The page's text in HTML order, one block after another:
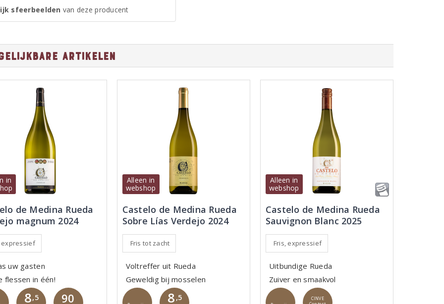
sfeerbeelden van deze producent
artikelen
in
de Medina Rueda
magnum 2024
expressief
uw gasten
flessen in één!
8,5 90
Alleen in
webshop
Castelo de Medina Rueda
Sobre Lías Verdejo 2024
Fris tot zacht
Voltreffer uit Rueda
Geweldig bij mosselen
8 ,5
Alleen in
webshop
Castelo de Medina Rueda
Sauvignon Blanc 2025
Fris, expressief
Uitbundige Rueda
Zuiver en smaakvol
CINVE